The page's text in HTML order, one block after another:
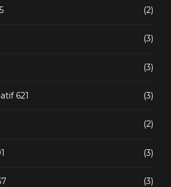
(2)
(3)
(3)
621 (3)
(2)
(3)
(3)